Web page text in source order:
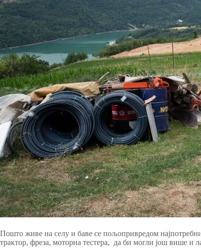
Пошто живе на селу и баве се пољопривредом
трактор, фреза, моторна тестера, да би могли још више и